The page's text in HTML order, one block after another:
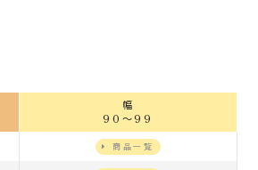
幅
90～99
商品一覧